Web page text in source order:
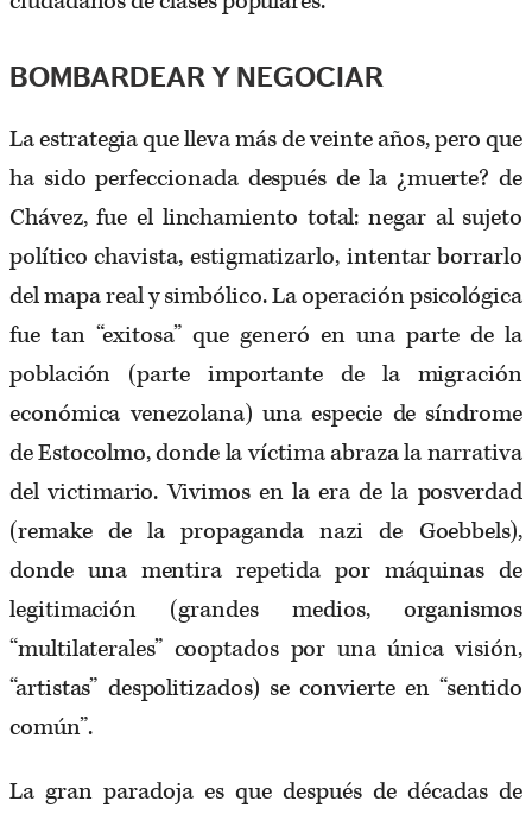
BOMBARDEAR Y NEGOCIAR
La estrategia que lleva más de veinte años, pero que
ha sido perfeccionada después de la ¿muerte? de
Chávez, fue el linchamiento total: negar al sujeto
político chavista, estigmatizarlo, intentar borrarlo
del mapa real y simbólico. La operación psicológica
fue tan “exitosa” que generó en una parte de la
población (parte importante de la migración
económica venezolana) una especie de síndrome
de Estocolmo, donde la víctima abraza la narrativa
del victimario. Vivimos en la era de la posverdad
(remake de la propaganda nazi de Goebbels),
donde una mentira repetida por máquinas de
legitimación (grandes medios, organismos
“multilaterales” cooptados por una única visión,
“artistas” despolitizados) se convierte en “sentido
común”.
La gran paradoja es que después de décadas de